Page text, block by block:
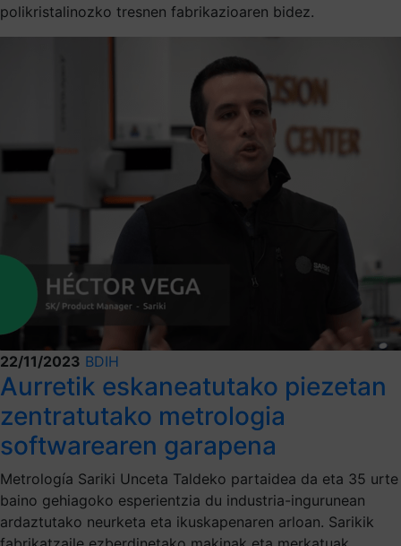
polikristalinozko tresnen fabrikazioaren bidez.
22/11/2023 BDIH
Aurretik eskaneatutako piezetan
zentratutako metrologia
softwarearen garapena
Metrología Sariki Unceta Taldeko partaidea da eta 35 urte
baino gehiagoko esperientzia du industria-ingurunean
ardaztutako neurketa eta ikuskapenaren arloan. Sarikik